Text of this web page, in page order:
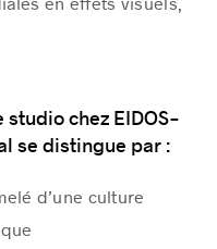
studio chez EIDOS-
se distingue par :
d’une culture